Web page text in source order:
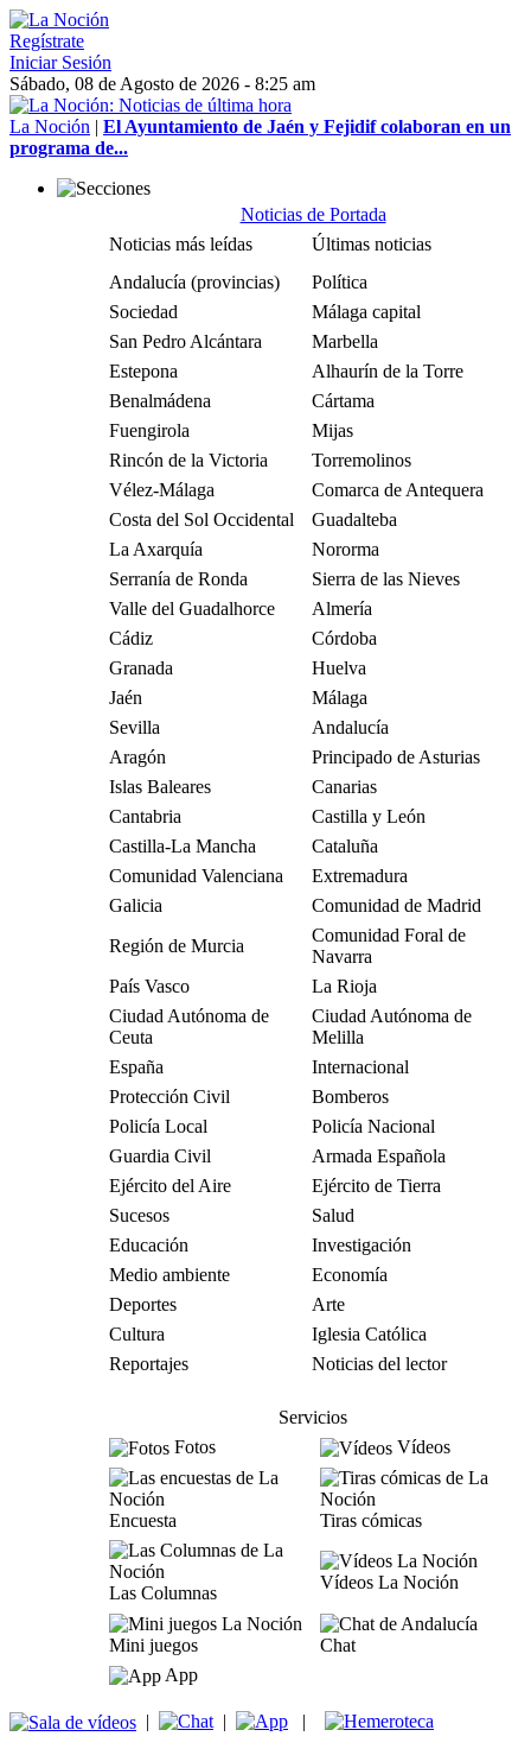
Regístrate
Iniciar Sesión
Sábado, 08 de Agosto de 2026 - 8:25 am
La Noción | El Ayuntamiento de Jaén y Fejidif colaboran en un
programa de...
Noticias de Portada
Noticias más leídas
Últimas noticias
Andalucía (provincias)
Política
Sociedad
Málaga capital
San Pedro Alcántara
Marbella
Estepona
Alhaurín de la Torre
Benalmádena
Cártama
Fuengirola
Mijas
Rincón de la Victoria
Torremolinos
Vélez-Málaga
Comarca de Antequera
Costa del Sol Occidental
Guadalteba
La Axarquía
Nororma
Serranía de Ronda
Sierra de las Nieves
Valle del Guadalhorce
Almería
Cádiz
Córdoba
Granada
Huelva
Jaén
Málaga
Sevilla
Andalucía
Aragón
Principado de Asturias
Islas Baleares
Canarias
Cantabria
Castilla y León
Castilla-La Mancha
Cataluña
Comunidad Valenciana
Extremadura
Galicia
Comunidad de Madrid
Región de Murcia
Comunidad Foral de
Navarra
País Vasco
La Rioja
Ciudad Autónoma de
Ceuta
Ciudad Autónoma de
Melilla
España
Internacional
Protección Civil
Bomberos
Policía Local
Policía Nacional
Guardia Civil
Armada Española
Ejército del Aire
Ejército de Tierra
Sucesos
Salud
Educación
Investigación
Medio ambiente
Economía
Deportes
Arte
Cultura
Iglesia Católica
Reportajes
Noticias del lector
Servicios
Fotos
Vídeos
Encuesta Tiras cómicas
Las Columnas
Vídeos La Noción
Mini juegos
Chat
App
| | |